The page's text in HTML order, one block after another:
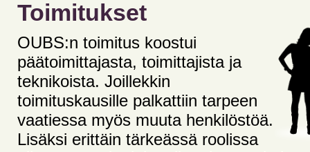
Toimitukset
OUBS:n toimitus koostui
päätoimittajasta, toimittajista ja
teknikoista. Joillekkin
toimituskausille palkattiin tarpeen
vaatiessa myös muuta henkilöstöä.
Lisäksi erittäin tärkeässä roolissa